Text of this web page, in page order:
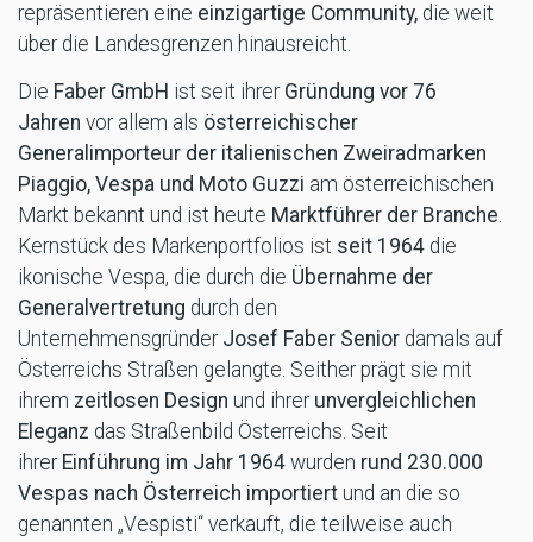
repräsentieren eine einzigartige Community, die weit
über die Landesgrenzen hinausreicht.
Die Faber GmbH ist seit ihrer Gründung vor 76
Jahren vor allem als österreichischer
Generalimporteur der italienischen Zweiradmarken
Piaggio, Vespa und Moto Guzzi am österreichischen
Markt bekannt und ist heute Marktführer der Branche.
Kernstück des Markenportfolios ist seit 1964 die
ikonische Vespa, die durch die Übernahme der
Generalvertretung durch den
Unternehmensgründer Josef Faber Senior damals auf
Österreichs Straßen gelangte. Seither prägt sie mit
ihrem zeitlosen Design und ihrer unvergleichlichen
Eleganz das Straßenbild Österreichs. Seit
ihrerEinführung im Jahr 1964 wurden rund 230.000
Vespas nach Österreich importiert und an die so
genannten „Vespisti“ verkauft, die teilweise auch